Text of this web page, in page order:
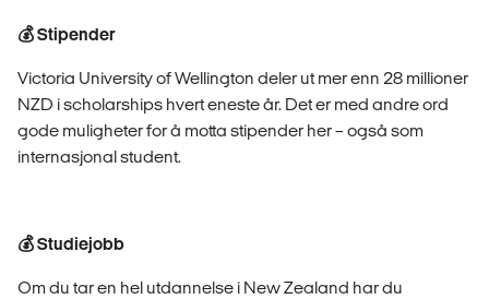
💰 Stipender
Victoria University of Wellington deler ut mer enn 28 millioner
NZD i scholarships hvert eneste år. Det er med andre ord
gode muligheter for å motta stipender her – også som
internasjonal student.
💰 Studiejobb
Om du tar en hel utdannelse i New Zealand har du